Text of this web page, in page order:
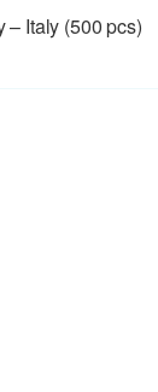
– Italy (500 pcs)